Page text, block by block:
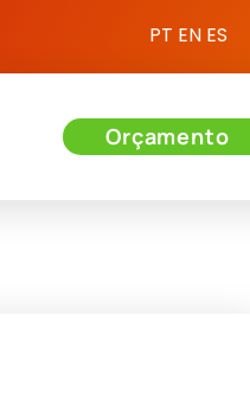
PT EN ES
Orçamento